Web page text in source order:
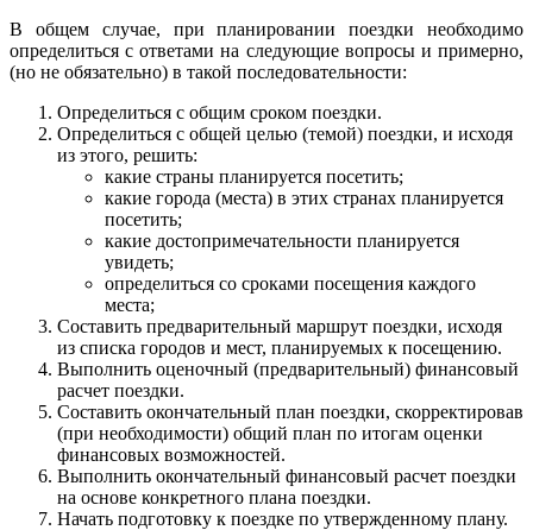
В общем случае, при планировании поездки необходимо
определиться с ответами на следующие вопросы и примерно,
(но не обязательно) в такой последовательности:
Определиться с общим сроком поездки.
Определиться с общей целью (темой) поездки, и исходя
из этого, решить:
какие страны планируется посетить;
какие города (места) в этих странах планируется
посетить;
какие достопримечательности планируется
увидеть;
определиться со сроками посещения каждого
места;
Составить предварительный маршрут поездки, исходя
из списка городов и мест, планируемых к посещению.
Выполнить оценочный (предварительный) финансовый
расчет поездки.
Составить окончательный план поездки, скорректировав
(при необходимости) общий план по итогам оценки
финансовых возможностей.
Выполнить окончательный финансовый расчет поездки
на основе конкретного плана поездки.
Начать подготовку к поездке по утвержденному плану.